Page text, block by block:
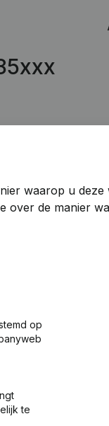
waarop u deze
over de manier
op
te